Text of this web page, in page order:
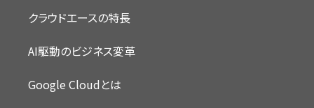
クラウドエースの特長
AI駆動のビジネス変革
Google Cloudとは